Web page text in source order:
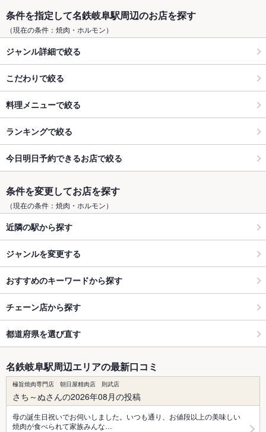
条件を指定して名鉄岐阜駅周辺のお店を探す
（現在の条件：焼肉・ホルモン）
ジャンル詳細で絞る
こだわりで絞る
料理メニューで絞る
ランキングで絞る
今日明日予約できるお店で絞る
条件を変更してお店を探す
（現在の条件：焼肉・ホルモン）
近隣の駅から探す
ジャンルを変更する
おすすめのキーワードから探す
チェーン店から探す
都道府県を選び直す
名鉄岐阜駅周辺エリアの最新口コミ
極旨焼肉専門店 朝日屋精肉店 則武店
さち～ぬさんの2026年08月の投稿
母の誕生日祝いでお伺いしました。いつも通り、お値段以上の美味しい
焼肉が食べられて家族みんな…